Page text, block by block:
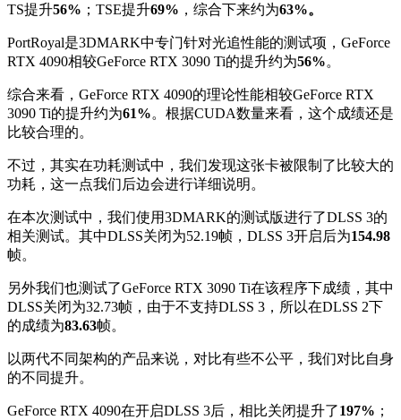
TS提升56% ；TSE提升69% ，综合下来约为63%。
PortRoyal是3DMARK中专门针对光追性能的测试项，GeForce
RTX 4090相较GeForce RTX 3090 Ti的提升约为56%。
综合来看，GeForce RTX 4090的理论性能相较GeForce RTX
3090 Ti的提升约为61%。根据CUDA数量来看，这个成绩还是
比较合理的。
不过，其实在功耗测试中，我们发现这张卡被限制了比较大的
功耗，这一点我们后边会进行详细说明。
在本次测试中，我们使用3DMARK的测试版进行了DLSS 3的
相关测试。其中DLSS关闭为52.19帧，DLSS 3开启后为154.98
帧。
另外我们也测试了GeForce RTX 3090 Ti在该程序下成绩，其中
DLSS关闭为32.73帧，由于不支持DLSS 3，所以在DLSS 2下
的成绩为83.63帧。
以两代不同架构的产品来说，对比有些不公平，我们对比自身
的不同提升。
GeForce RTX 4090在开启DLSS 3后，相比关闭提升了197% ；